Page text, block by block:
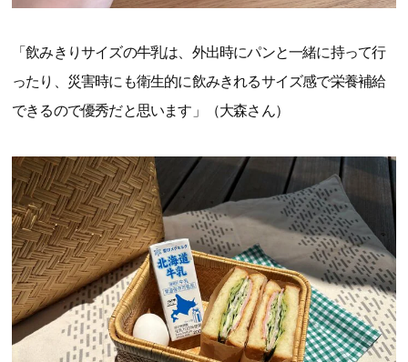
「飲みきりサイズの牛乳は、外出時にパンと一緒に持って行
ったり、災害時にも衛生的に飲みきれるサイズ感で栄養補給
できるので優秀だと思います」（大森さん）